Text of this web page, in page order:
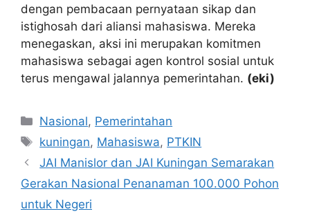
dengan pembacaan pernyataan sikap dan
istighosah dari aliansi mahasiswa. Mereka
menegaskan, aksi ini merupakan komitmen
mahasiswa sebagai agen kontrol sosial untuk
terus mengawal jalannya pemerintahan. (eki)
Kategori
Nasional, Pemerintahan
Tag
kuningan, Mahasiswa, PTKIN
JAI Manislor dan JAI Kuningan Semarakan
Gerakan Nasional Penanaman 100.000 Pohon
untuk Negeri